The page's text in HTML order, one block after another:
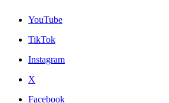
YouTube
TikTok
Instagram
X
Facebook